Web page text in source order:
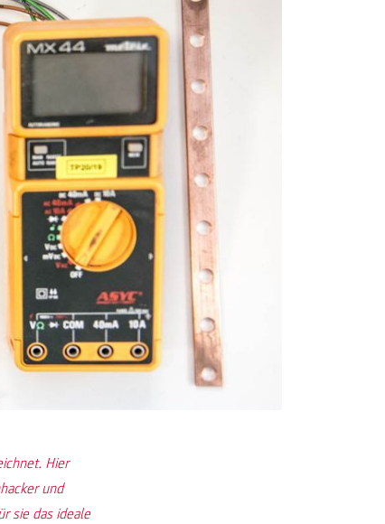
Hier
und
sie das ideale